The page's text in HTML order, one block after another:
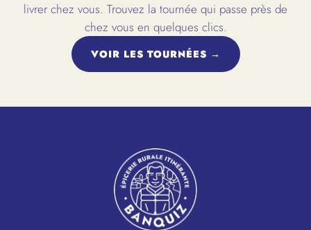
livrer chez vous. Trouvez la tournée qui passe près de
chez vous en quelques clics.
VOIR LES TOURNÉES →